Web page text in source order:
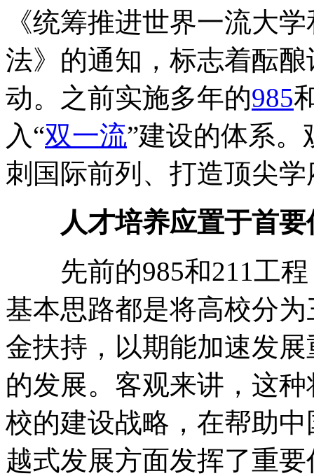
《统筹推进世界一流大
法》的通知，标志着酝
动。之前实施多年的985
入“双一流”建设的体系
刺国际前列、打造顶尖学
人才培养应置于首要
先前的985和211工程
基本思路都是将高校分
金扶持，以期能加速发
的发展。客观来讲，这
校的建设战略，在帮助
越式发展方面发挥了重